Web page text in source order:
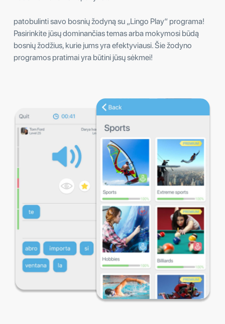
patobulinti savo bosnių žodyną su „Lingo Play“ programa!
Pasirinkite jūsų dominančias temas arba mokymosi būdą
bosnių žodžius, kurie jums yra efektyviausi. Šie žodyno
programos pratimai yra būtini jūsų sėkmei!